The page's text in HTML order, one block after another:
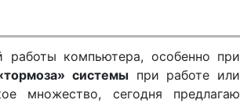
работы компьютера, особенно при
системы при работе или
множество, сегодня предлагаю